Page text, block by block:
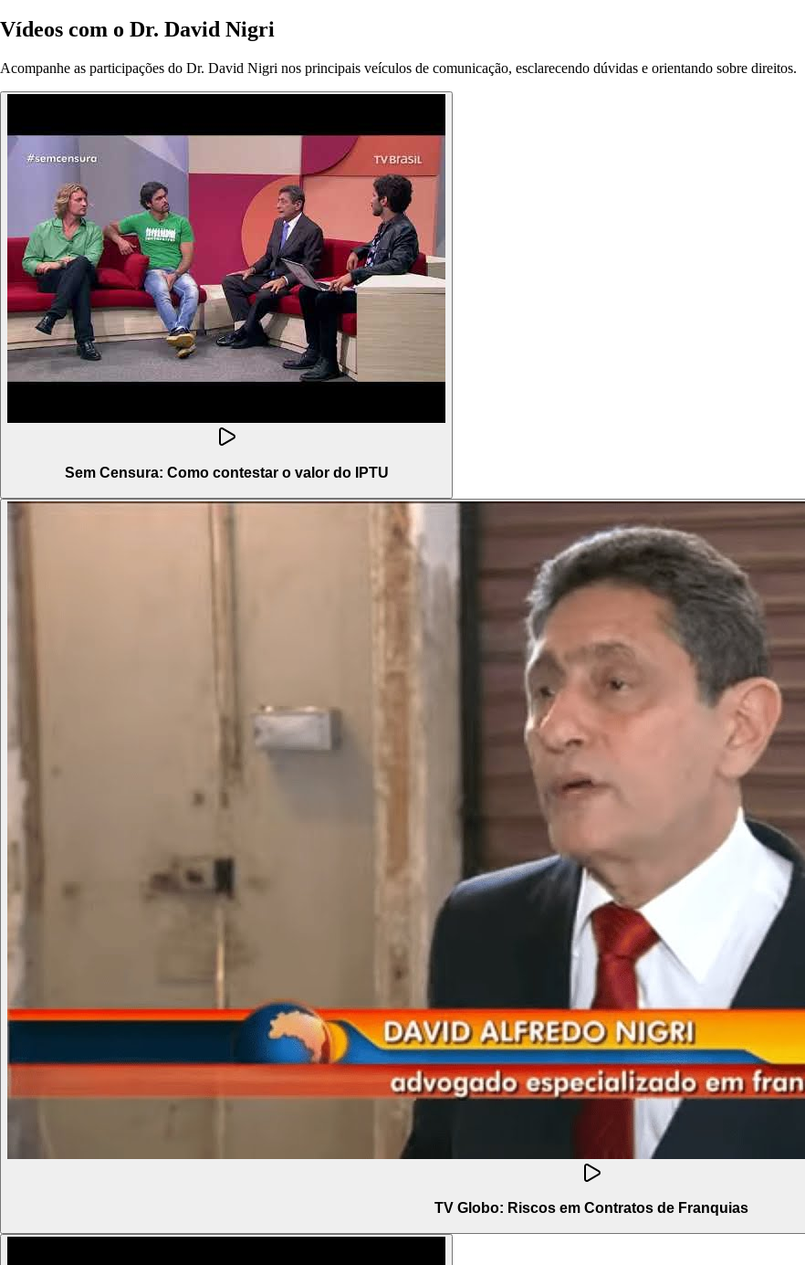
Vídeos com o Dr. David Nigri
Acompanhe as participações do Dr. David Nigri nos principais veículos de comunicação, esclarecendo dúvidas e orientando sobre direitos.
Sem Censura: Como contestar o valor do IPTU
TV Globo: Riscos em Contratos de Franquias